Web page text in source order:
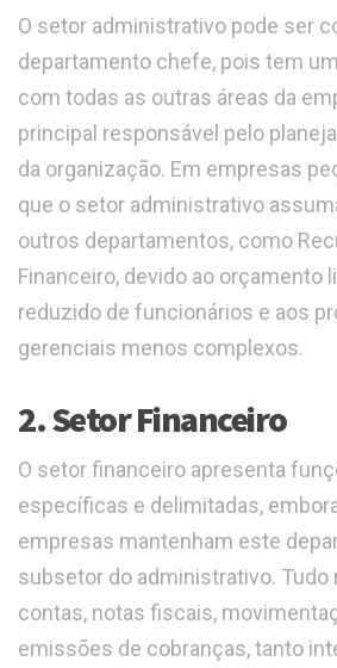
O setor administrativo pode ser
departamento chefe, pois tem
com todas as outras áreas da
principal responsável pelo
da organização. Em empresas
que o setor administrativo
outros departamentos, como
Financeiro, devido ao orçamento
reduzido de funcionários e aos
gerenciais menos complexos.
2. Setor Financeiro
O setor financeiro apresenta
específicas e delimitadas,
empresas mantenham este
subsetor do administrativo. Tudo
contas, notas fiscais,
emissões de cobranças, tanto